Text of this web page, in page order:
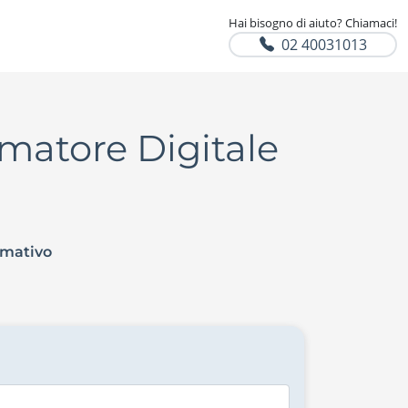
Hai bisogno di aiuto? Chiamaci!
02 40031013
Digitale